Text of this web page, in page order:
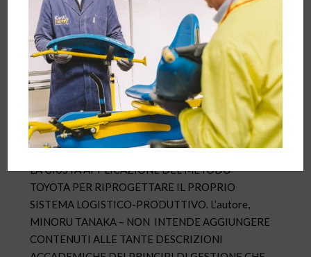
Il Modello Toyota
23 Lug, 2017|Libri
LA GIUSTA APPLICAZIONE DEL METODO
TOYOTA PER RIPROGETTARE IL PROPRIO
SISTEMA LOGISTICO-PRODUTTIVO. L’autore,
MINORU TANAKA – NON INTENDE AGGIUNGERE
CONTENUTI ALLE TANTE DESCRIZIONI